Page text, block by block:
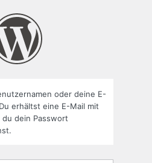
oder deine E-
erhältst eine E-Mail mit
dein Passwort